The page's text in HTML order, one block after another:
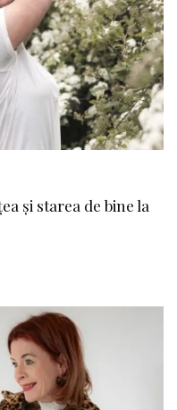
și starea de bine la